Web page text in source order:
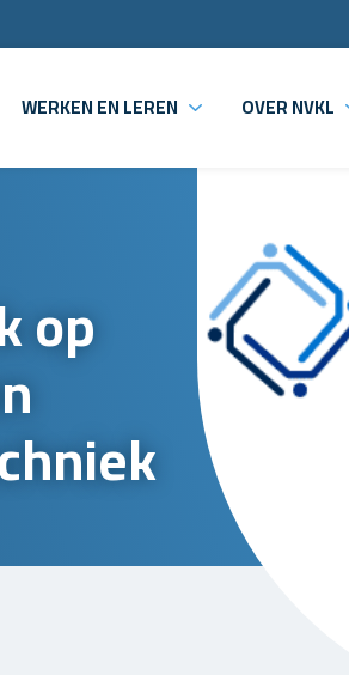
WERKEN EN LEREN OVER NVKL
op